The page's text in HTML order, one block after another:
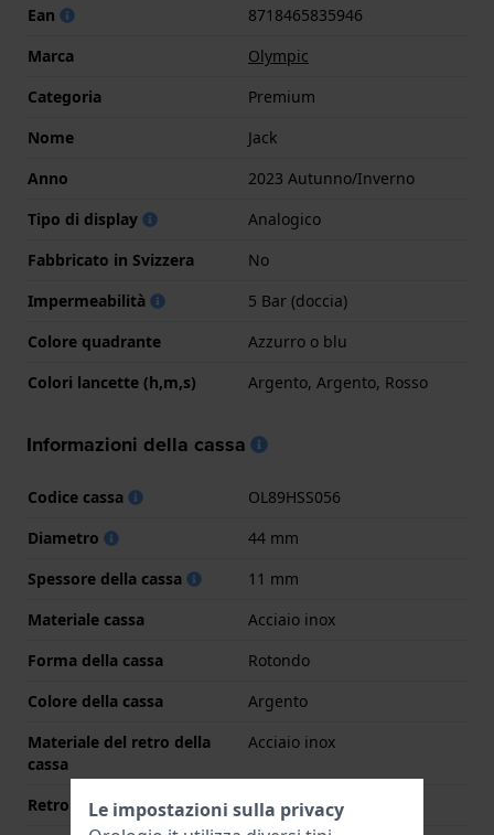
Ean
8718465835946
Marca
Olympic
Categoria
Premium
Nome
Jack
Anno
2023 Autunno/Inverno
Tipo di display
Analogico
Fabbricato in Svizzera
No
Impermeabilità
5 Bar (doccia)
Colore quadrante
Azzurro o blu
Colori lancette (h,m,s)
Argento, Argento, Rosso
Informazioni della cassa
Codice cassa
OL89HSS056
Diametro
44 mm
Spessore della cassa
11 mm
Materiale cassa
Acciaio inox
Forma della cassa
Rotondo
Colore della cassa
Argento
Materiale del retro della
cassa
Acciaio inox
Retro cassa Coperchio a pressione
Le impostazioni sulla privacy